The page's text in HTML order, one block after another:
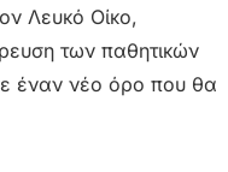
Λευκό Οίκο,
των παθητικών
έναν νέο όρο που θα